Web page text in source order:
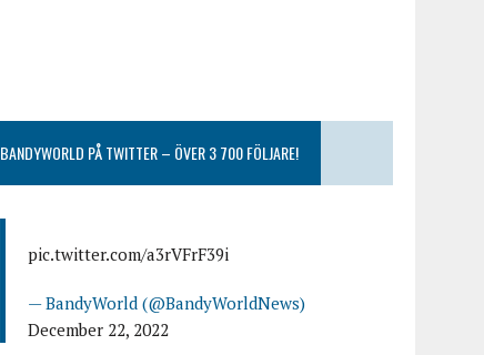
BANDYWORLD PÅ TWITTER – ÖVER 3 700 FÖLJARE!
pic.twitter.com/a3rVFrF39i
— BandyWorld (@BandyWorldNews)
December 22, 2022